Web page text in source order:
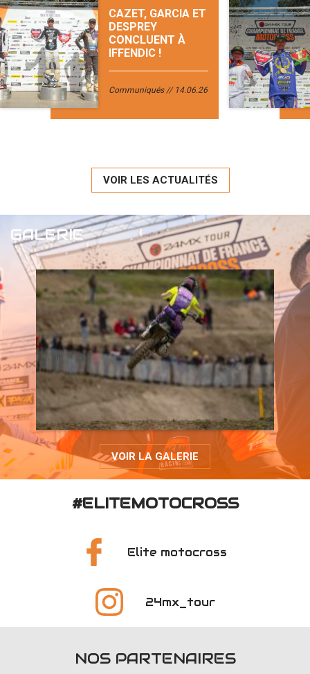
CAZET, GARCIA ET
DESPREY
CONCLUENT À
IFFENDIC !
Communiqués 14.06.26
VOIR LES ACTUALITÉS
GALERIE
VOIR LA GALERIE
#ELITEMOTOCROSS
Elite motocross
24mx_tour
NOS PARTENAIRES